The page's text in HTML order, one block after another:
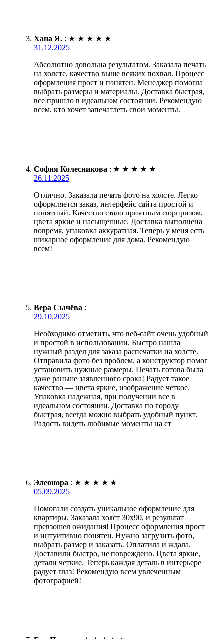
Хана Я. : ★ ★ ★ ★ ★
31.12.2025
Абсолютно довольна результатом. Заказала печать
на холсте, качество выше всяких похвал. Процесс
оформления прост и понятен. Менеджер помогла
выбрать размеры и материалы. Доставка быстрая,
все пришло в идеальном состоянии. Рекомендую
всем, кто хочет запечатлеть свои моменты.
София Колесникова : ★ ★ ★ ★ ★
26.11.2025
Отлично. Заказала печать фото на холсте. Легко
оформляется заказ, интерфейс сайта простой и
понятный. Качество стало приятным сюрпризом,
цвета яркие и насыщенные. Доставка выполнена
вовремя, упаковка аккуратная. Теперь у меня есть
шикарное оформление для дома. Рекомендую
всем!
Вера Сычёва :
29.10.2025
Необходимо отметить, что веб-сайт очень удобный
и простой в использовании. Быстро нашла
нужный раздел для заказа распечатки на холсте.
Отправила фото без проблем, а конструктор помог
установить нужные размеры. Печать готова была
даже раньше заявленного срока! Радует такое
качество — цвета яркие, изображение четкое.
Упаковка надежная, при получении все в
идеальном состоянии. Доставка по городу
быстрая, всегда можно выбрать удобный пункт.
Радость видеть любимые моменты на ст
Элеонора : ★ ★ ★ ★ ★
05.09.2025
Помогали создать уникальное оформление для
квартиры. Заказала холст 30х90, и результат
превзошел ожидания! Процесс оформления прост
и интуитивно понятен. Нужно загрузить фото,
выбрать размер и заказать. Оплатила и ждала.
Доставили быстро, не повреждено. Цвета яркие,
детали четкие. Теперь каждая деталь в интерьере
радует глаз! Рекомендую всем увлеченным
фотографией!